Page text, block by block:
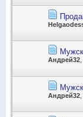
Андрей32
Андрей32